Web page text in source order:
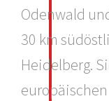
Odenwald
30 km
Heidelberg.